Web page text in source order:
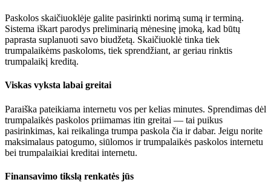
Paskolos skaičiuoklėje galite pasirinkti norimą sumą ir terminą.
Sistema iškart parodys preliminarią mėnesinę įmoką, kad būtų
paprasta suplanuoti savo biudžetą. Skaičiuoklė tinka tiek
trumpalaikėms paskoloms, tiek sprendžiant, ar geriau rinktis
trumpalaikį kreditą.
Viskas vyksta labai greitai
Paraiška pateikiama internetu vos per kelias minutes. Sprendimas dėl
trumpalaikės paskolos priimamas itin greitai — tai puikus
pasirinkimas, kai reikalinga trumpa paskola čia ir dabar. Jeigu norite
maksimalaus patogumo, siūlomos ir trumpalaikės paskolos internetu
bei trumpalaikiai kreditai internetu.
Finansavimo tikslą renkatės jūs